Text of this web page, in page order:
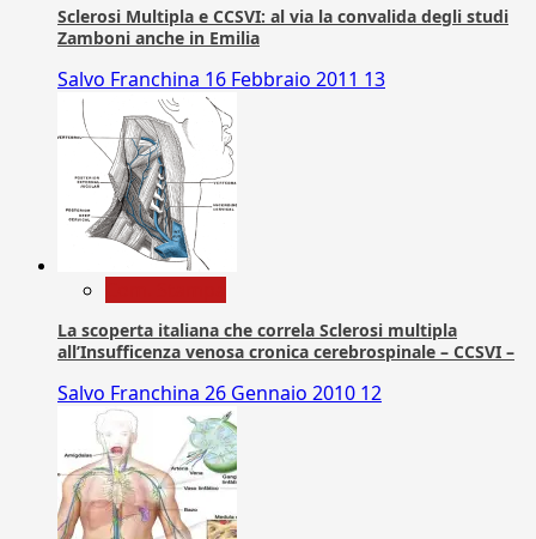
Sclerosi Multipla e CCSVI: al via la convalida degli studi
Zamboni anche in Emilia
Salvo Franchina 16 Febbraio 2011 13
La scoperta italiana che correla Sclerosi multipla
all’Insufficenza venosa cronica cerebrospinale – CCSVI –
Salvo Franchina 26 Gennaio 2010 12